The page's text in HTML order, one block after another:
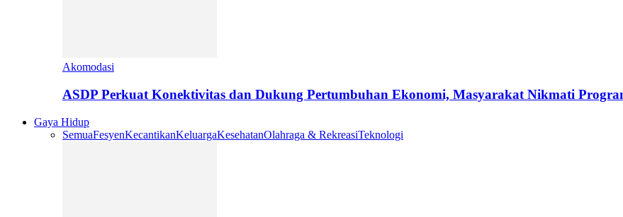
Akomodasi
ASDP Perkuat Konektivitas dan Dukung Pertumbuhan Ekonomi, Masyarakat Nikmati
Gaya Hidup
SemuaFesyenKecantikanKeluargaKesehatanOlahraga & RekreasiTeknologi